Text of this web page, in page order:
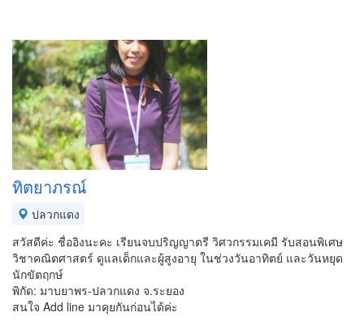
ทิตยาภรณ์
ปลวกแดง
สวัสดีค่ะ ชื่ออิงนะคะ เรียนจบปริญญาตรี วิศวกรรมเคมี รับสอนพิเศษ
วิชาคณิตศาสตร์ ดูแลเด็กและผู้สูงอายุ ในช่วงวันอาทิตย์ และวันหยุด
นักขัตฤกษ์
พิกัด: มาบยาพร-ปลวกแดง จ.ระยอง
สนใจ Add line มาคุยกันก่อนได้ค่ะ